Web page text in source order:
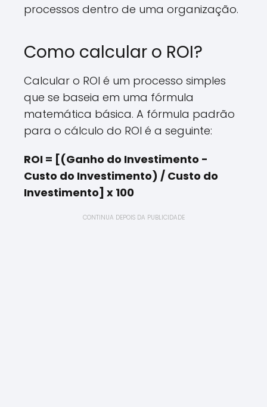
processos dentro de uma organização.
Como calcular o ROI?
Calcular o ROI é um processo simples
que se baseia em uma fórmula
matemática básica. A fórmula padrão
para o cálculo do ROI é a seguinte:
ROI = [(Ganho do Investimento -
Custo do Investimento) / Custo do
Investimento] x 100
CONTINUA DEPOIS DA PUBLICIDADE